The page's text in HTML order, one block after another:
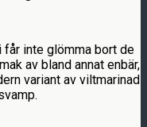
får inte glömma bort de
av bland annat enbär,
variant av viltmarinad